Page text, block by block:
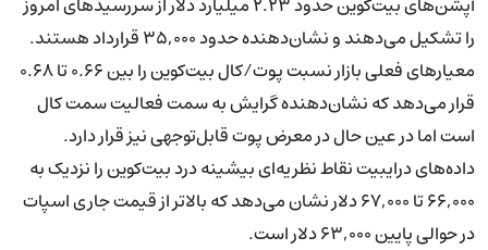
را تشکیل می‌دهند و نشان‌دهنده حدود ۳۵,۰۰۰ قرارداد هستند.
معیارهای فعلی بازار نسبت پوت/کال بیت‌کوین را بین ۰.۶۶ تا ۰.۶۸
قرار می‌دهد که نشان‌دهنده گرایش به سمت فعالیت سمت کال
است اما در عین حال در معرض پوت قابل‌توجهی نیز قرار دارد.
داده‌های درایبیت نقاط نظریه‌ای بیشینه درد بیت‌کوین را نزدیک به
۶۶,۰۰۰ تا ۶۷,۰۰۰ دلار نشان می‌دهد که بالاتر از قیمت جاری اسپات
در حوالی پایین ۶۳,۰۰۰ دلار است.